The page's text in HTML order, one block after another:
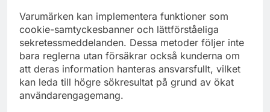
Varumärken kan implementera funktioner som
cookie-samtyckesbanner och lättförståeliga
sekretessmeddelanden. Dessa metoder följer inte
bara reglerna utan försäkrar också kunderna om
att deras information hanteras ansvarsfullt, vilket
kan leda till högre sökresultat på grund av ökat
användarengagemang.